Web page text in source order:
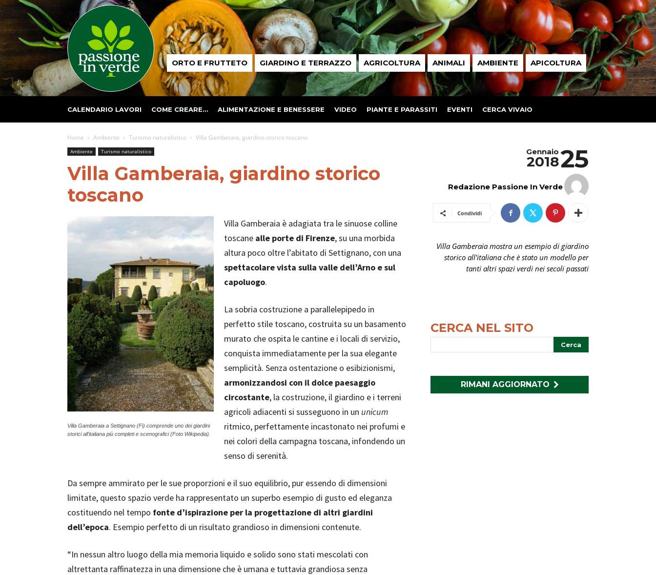
Passione
in ORTO E FRUTTETO GIARDINO E TERRAZZO AGRICOLTURA ANIMALI AMBIENTE APICOLTURA
CALENDARIO LAVORI COME CREARE… ALIMENTAZIONE E BENESSERE VIDEO PIANTE E PARASSITI EVENTI CERCA VIVAIO
Home Ambiente Turismo naturalistico Villa Gamberaia, giardino storico toscano
Ambiente Turismo naturalistico
Villa Gamberaia, giardino storico
toscano
Villa Gamberaia a Settignano (Fi) comprende uno dei giardini
storici all'italiana più completi e scenografici (Foto Wikipedia).
Villa Gamberaia è adagiata tra le sinuose colline
toscane alle porte di Firenze, su una morbida
altura poco oltre l’abitato di Settignano, con una
spettacolare vista sulla valle dell’Arno e sul
capoluogo.
La sobria costruzione a parallelepipedo in
perfetto stile toscano, costruita su un basamento
murato che ospita le cantine e i locali di servizio,
conquista immediatamente per la sua elegante
semplicità. Senza ostentazione o esibizionismi,
armonizzandosi con il dolce paesaggio
circostante, la costruzione, il giardino e i terreni
agricoli adiacenti si susseguono in un unicum
ritmico, perfettamente incastonato nei profumi e
nei colori della campagna toscana, infondendo un
senso di serenità.
Da sempre ammirato per le sue proporzioni e il suo equilibrio, pur essendo di dimensioni
limitate, questo spazio verde ha rappresentato un superbo esempio di gusto ed eleganza
costituendo nel tempo fonte d’ispirazione per la progettazione di altri giardini
dell’epoca. Esempio perfetto di un risultato grandioso in dimensioni contenute.
“In nessun altro luogo della mia memoria liquido e solido sono stati mescolati con
altrettanta raffinatezza in una dimensione che è umana e tuttavia grandiosa senza
25
Gennaio
2018
Redazione Passione In Verde
Condividi
Villa Gamberaia mostra un esempio di giardino
storico all'italiana che è stato un modello per
tanti altri spazi verdi nei secoli passati
CERCA NEL SITO
RIMANI AGGIORNATO